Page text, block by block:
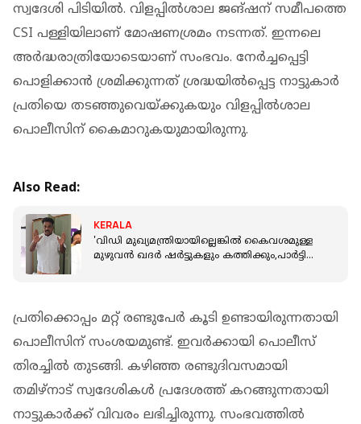
സ്വദേശി പിടിയിൽ. വിളപ്പിൽശാല ജങ്ഷന് സമീപത്തെ
CSI പള്ളിയിലാണ് മോഷണശ്രമം നടന്നത്. ഇന്നലെ
അർദ്ധരാത്രിയോടെയാണ് സംഭവം. നേർച്ചപ്പെട്ടി
പൊളിക്കാൻ ശ്രമിക്കുന്നത് ശ്രദ്ധയിൽപ്പെട്ട നാട്ടുകാർ
പ്രതിയെ തടഞ്ഞുവെയ്ക്കുകയും വിളപ്പിൽശാല
പൊലീസിന് കൈമാറുകയുമായിരുന്നു.
Also Read:
KERALA
'വിഡി മുഖ്യമന്ത്രിയായില്ലെങ്കിൽ കൈവശമുള്ള
മുഴുവൻ ഖദർ ഷർട്ടുകളും കത്തിക്കും,പാർട്ടി
പ്രതിക്കൊപ്പം മറ്റ് രണ്ടുപേർ കൂടി ഉണ്ടായിരുന്നതായി
പൊലീസിന് സംശയമുണ്ട്. ഇവർക്കായി പൊലീസ്
തിരച്ചിൽ തുടങ്ങി. കഴിഞ്ഞ രണ്ടുദിവസമായി
തമിഴ്‌നാട് സ്വദേശികൾ പ്രദേശത്ത് കറങ്ങുന്നതായി
നാട്ടുകാർക്ക് വിവരം ലഭിച്ചിരുന്നു. സംഭവത്തിൽ